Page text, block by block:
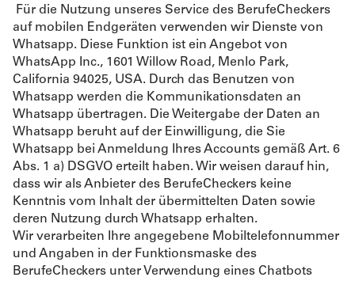
Für die Nutzung unseres Service des BerufeCheckers
auf mobilen Endgeräten verwenden wir Dienste von
Whatsapp. Diese Funktion ist ein Angebot von
WhatsApp Inc., 1601 Willow Road, Menlo Park,
California 94025, USA. Durch das Benutzen von
Whatsapp werden die Kommunikationsdaten an
Whatsapp übertragen. Die Weitergabe der Daten an
Whatsapp beruht auf der Einwilligung, die Sie
Whatsapp bei Anmeldung Ihres Accounts gemäß Art. 6
Abs. 1 a) DSGVO erteilt haben. Wir weisen darauf hin,
dass wir als Anbieter des BerufeCheckers keine
Kenntnis vom Inhalt der übermittelten Daten sowie
deren Nutzung durch Whatsapp erhalten.
Wir verarbeiten Ihre angegebene Mobiltelefonnummer
und Angaben in der Funktionsmaske des
BerufeCheckers unter Verwendung eines Chatbots